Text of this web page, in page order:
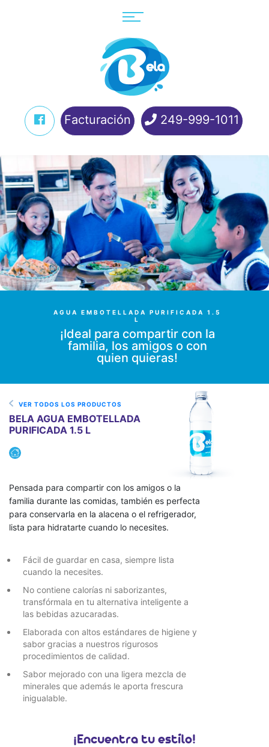
Facturación 249-999-1011
AGUA EMBOTELLADA PURIFICADA 1.5
L
¡Ideal para compartir con la
familia, los amigos o con
quien quieras!
VER TODOS LOS PRODUCTOS
BELA AGUA EMBOTELLADA
PURIFICADA 1.5 L
Pensada para compartir con los amigos o la
familia durante las comidas, también es perfecta
para conservarla en la alacena o el refrigerador,
lista para hidratarte cuando lo necesites.
Fácil de guardar en casa, siempre lista
cuando la necesites.
No contiene calorías ni saborizantes,
transfórmala en tu alternativa inteligente a
las bebidas azucaradas.
Elaborada con altos estándares de higiene y
sabor gracias a nuestros rigurosos
procedimientos de calidad.
Sabor mejorado con una ligera mezcla de
minerales que además le aporta frescura
inigualable.
¡Encuentra tu estílo!